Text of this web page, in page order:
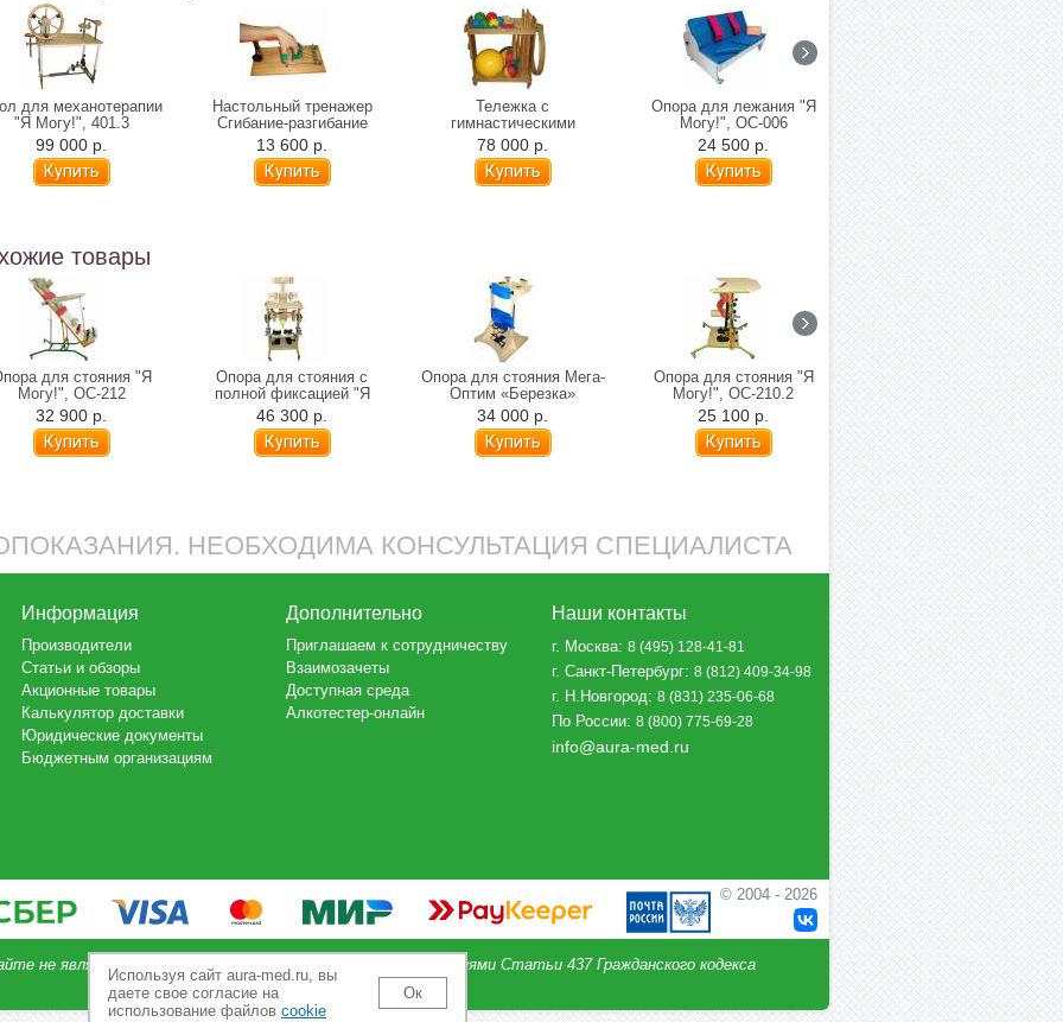
для механотерапии
"Я Могу!", 401.3
99 000 р.
Настольный тренажер
Сгибание-разгибание
пальцев "Я Могу!", 404.3
13 600 р.
Тележка с
гимнастическими
снарядами "Я Могу!",
503.2
78 000 р.
Опора для лежания "Я
Могу!", ОС-006
24 500 р.
товары
для стояния "Я
Могу!", ОС-212
32 900 р.
Опора для стояния с
полной фиксацией "Я
Могу!", ОС-210.1
46 300 р.
Опора для стояния Мега-
Оптим «Березка»
34 000 р.
Опора для стояния "Я
Могу!", ОС-210.2
25 100 р.
НЕОБХОДИМА КОНСУЛЬТАЦИЯ СПЕЦИАЛИСТА
Информация
Производители
Статьи и обзоры
Акционные товары
Калькулятор доставки
Юридические документы
Бюджетным организациям
Дополнительно
Приглашаем к сотрудничеству
Взаимозачеты
Доступная среда
Алкотестер-онлайн
Наши контакты
г. Москва:8 (495) 128-41-81
г. Санкт-Петербург:8 (812) 409-34-98
г. Н.Новгород:8 (831) 235-06-68
По России:8 (800) 775-69-28
info@aura-med.ru
© 2004 - 2026
не является публичной офертой, определяемой положениями Статьи 437 Гражданского кодекса
Используя сайт aura-med.ru, вы
даете свое согласие на
использование файлов cookie
Ок